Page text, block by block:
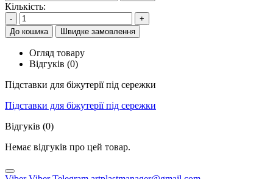
Кількість:
-
+
До кошика
Швидке замовлення
Огляд товару
Відгуків (0)
Підставки для біжутерії під сережки
Підставки для біжутерії під сережки
Відгуків (0)
Немає відгуків про цей товар.